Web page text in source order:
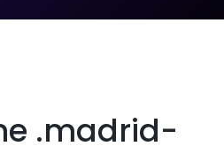
.madrid-